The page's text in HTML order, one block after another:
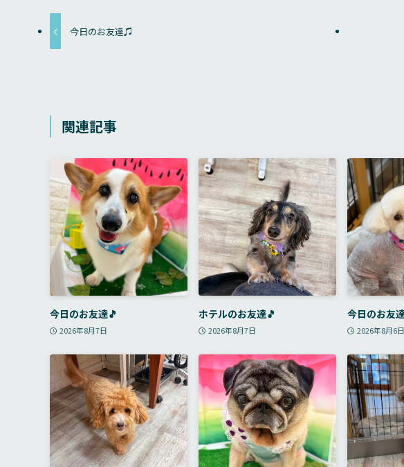
今日のお友達♫
関連記事
今日のお友達🎵
2026年8月7日
ホテルのお友達🎵
2026年8月7日
今日のお友
2026年8月6日